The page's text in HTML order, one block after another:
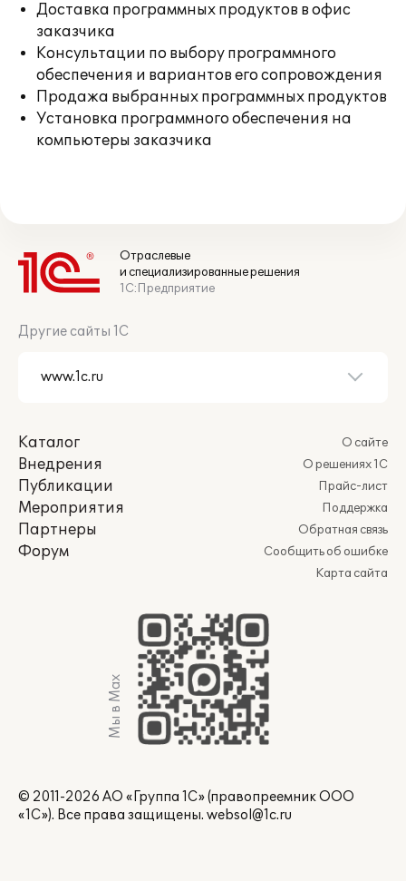
Доставка программных продуктов в офис
заказчика
Консультации по выбору программного
обеспечения и вариантов его сопровождения
Продажа выбранных программных продуктов
Установка программного обеспечения на
компьютеры заказчика
Отраслевые
и специализированные решения
1С:Предприятие
Другие сайты 1С
Каталог
Внедрения
Публикации
Мероприятия
Партнеры
Форум
О сайте
О решениях 1С
Прайс-лист
Поддержка
Обратная связь
Сообщить об ошибке
Карта сайта
Мы в Max
© 2011-2026 АО «Группа 1С» (правопреемник ООО
«1С»). Все права защищены. websol@1c.ru